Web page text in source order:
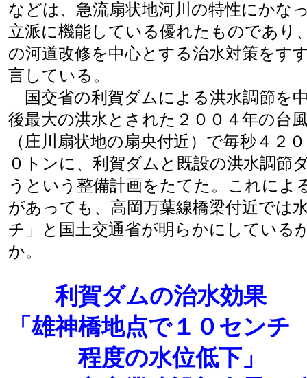
などは、急流扇状地河川の特性にかな
立派に機能している優れたものであり
の河道改修を中心とする治水対策をす
言している。
国交省の利賀ダムによる洪水調節を
後最大の洪水とされた２００４年の台
（庄川扇状地の扇央付近）で毎秒４２
０トンに、利賀ダムと既設の洪水調節
うという整備計画をたてた。これによ
があっても、高岡万葉線橋梁付近では
チ」と国土交通省が明らかにしている
か。
利賀ダムの治水効果
「雄神橋地点で１０センチ
程度の水位低下」